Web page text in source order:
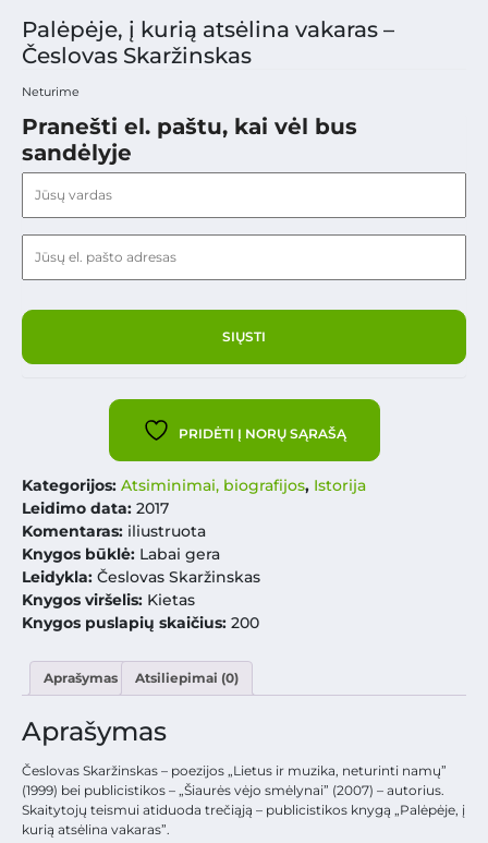
Palėpėje, į kurią atsėlina vakaras –
Česlovas Skaržinskas
Neturime
Pranešti el. paštu, kai vėl bus
sandėlyje
PRIDĖTI Į NORŲ SĄRAŠĄ
Kategorijos: Atsiminimai, biografijos, Istorija
Leidimo data: 2017
Komentaras: iliustruota
Knygos būklė: Labai gera
Leidykla: Česlovas Skaržinskas
Knygos viršelis: Kietas
Knygos puslapių skaičius: 200
Aprašymas Atsiliepimai (0)
Aprašymas
Česlovas Skaržinskas – poezijos „Lietus ir muzika, neturinti namų”
(1999) bei publicistikos – „Šiaurės vėjo smėlynai” (2007) – autorius.
Skaitytojų teismui atiduoda trečiąją – publicistikos knygą „Palėpėje, į
kurią atsėlina vakaras”.